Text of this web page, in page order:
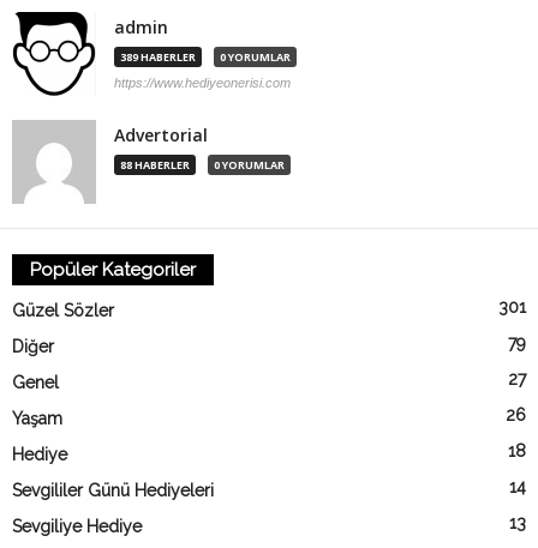
admin
389 HABERLER 0 YORUMLAR
https://www.hediyeonerisi.com
Advertorial
88 HABERLER 0 YORUMLAR
Popüler Kategoriler
Güzel Sözler 301
Diğer 79
Genel 27
Yaşam 26
Hediye 18
Sevgililer Günü Hediyeleri 14
Sevgiliye Hediye 13